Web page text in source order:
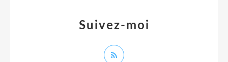
Suivez-moi